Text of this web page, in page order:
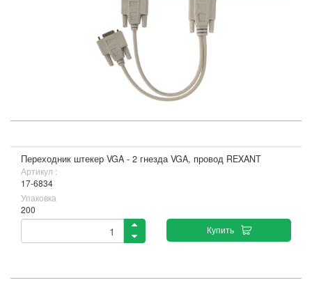
Переходник штекер VGA - 2 гнезда VGA, провод REXANT
Артикул :
17-6834
Упаковка
200
Купить